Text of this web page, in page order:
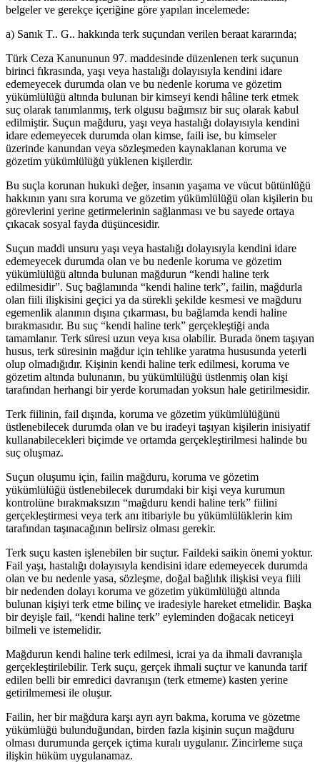
belgeler ve gerekçe içeriğine göre yapılan incelemede:
a) Sanık T.. G.. hakkında terk suçundan verilen beraat kararında;
Türk Ceza Kanununun 97. maddesinde düzenlenen terk suçunun
birinci fıkrasında, yaşı veya hastalığı dolayısıyla kendini idare
edemeyecek durumda olan ve bu nedenle koruma ve gözetim
yükümlülüğü altında bulunan bir kimseyi kendi hâline terk etmek
suç olarak tanımlanmış, terk olgusu bağımsız bir suç olarak kabul
edilmiştir. Suçun mağduru, yaşı veya hastalığı dolayısıyla kendini
idare edemeyecek durumda olan kimse, faili ise, bu kimseler
üzerinde kanundan veya sözleşmeden kaynaklanan koruma ve
gözetim yükümlülüğü yüklenen kişilerdir.
Bu suçla korunan hukuki değer, insanın yaşama ve vücut bütünlüğü
hakkının yanı sıra koruma ve gözetim yükümlülüğü olan kişilerin bu
görevlerini yerine getirmelerinin sağlanması ve bu sayede ortaya
çıkacak sosyal fayda düşüncesidir.
Suçun maddi unsuru yaşı veya hastalığı dolayısıyla kendini idare
edemeyecek durumda olan ve bu nedenle koruma ve gözetim
yükümlülüğü altında bulunan mağdurun “kendi haline terk
edilmesidir”. Suç bağlamında “kendi haline terk”, failin, mağdurla
olan fiili ilişkisini geçici ya da sürekli şekilde kesmesi ve mağduru
egemenlik alanının dışına çıkarması, bu bağlamda kendi haline
bırakmasıdır. Bu suç “kendi haline terk” gerçekleştiği anda
tamamlanır. Terk süresi uzun veya kısa olabilir. Burada önem taşıyan
husus, terk süresinin mağdur için tehlike yaratma hususunda yeterli
olup olmadığıdır. Kişinin kendi haline terk edilmesi, koruma ve
gözetim altında bulunanın, bu yükümlülüğü üstlenmiş olan kişi
tarafından herhangi bir yerde korumadan yoksun hale getirilmesidir.
Terk fiilinin, fail dışında, koruma ve gözetim yükümlülüğünü
üstlenebilecek durumda olan ve bu iradeyi taşıyan kişilerin inisiyatif
kullanabilecekleri biçimde ve ortamda gerçekleştirilmesi halinde bu
suç oluşmaz.
Suçun oluşumu için, failin mağduru, koruma ve gözetim
yükümlülüğü üstlenebilecek durumdaki bir kişi veya kurumun
kontrolüne bırakmaksızın “mağduru kendi haline terk” fiilini
gerçekleştirmesi veya terk anı itibariyle bu yükümlülüklerin kim
tarafından taşınacağının belirsiz olması gerekir.
Terk suçu kasten işlenebilen bir suçtur. Faildeki saikin önemi yoktur.
Fail yaşı, hastalığı dolayısıyla kendisini idare edemeyecek durumda
olan ve bu nedenle yasa, sözleşme, doğal bağlılık ilişkisi veya fiili
bir nedenden dolayı koruma ve gözetim yükümlülüğü altında
bulunan kişiyi terk etme bilinç ve iradesiyle hareket etmelidir. Başka
bir deyişle fail, “kendi haline terk” eyleminden doğacak neticeyi
bilmeli ve istemelidir.
Mağdurun kendi haline terk edilmesi, icrai ya da ihmali davranışla
gerçekleştirilebilir. Terk suçu, gerçek ihmali suçtur ve kanunda tarif
edilen belli bir emredici davranışın (terk etmeme) kasten yerine
getirilmemesi ile oluşur.
Failin, her bir mağdura karşı ayrı ayrı bakma, koruma ve gözetme
yükümlüğü bulunduğundan, birden fazla kişinin suçun mağduru
olması durumunda gerçek içtima kuralı uygulanır. Zincirleme suça
ilişkin hüküm uygulanamaz.